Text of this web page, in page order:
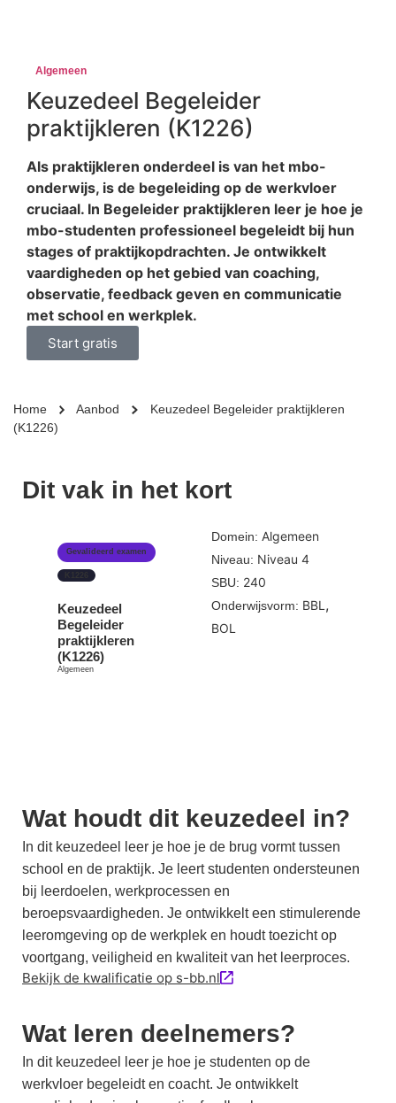
Algemeen
Keuzedeel Begeleider
praktijkleren (K1226)
Als praktijkleren onderdeel is van het mbo-
onderwijs, is de begeleiding op de werkvloer
cruciaal. In Begeleider praktijkleren leer je hoe je
mbo-studenten professioneel begeleidt bij hun
stages of praktijkopdrachten. Je ontwikkelt
vaardigheden op het gebied van coaching,
observatie, feedback geven en communicatie
met school en werkplek.
Start gratis
Home Aanbod
Keuzedeel Begeleider praktijkleren
(K1226)
Dit vak in het kort
Gevalideerd examen
Keuzedeel
Begeleider
praktijkleren
(K1226)
Algemeen
Domein: Algemeen
Niveau: Niveau 4
SBU: 240
Onderwijsvorm: BBL ,
BOL
Wat houdt dit keuzedeel in?
In dit keuzedeel leer je hoe je de brug vormt tussen
school en de praktijk. Je leert studenten ondersteunen
bij leerdoelen, werkprocessen en
beroepsvaardigheden. Je ontwikkelt een stimulerende
leeromgeving op de werkplek en houdt toezicht op
voortgang, veiligheid en kwaliteit van het leerproces.
Bekijk de kwalificatie op s-bb.nl
Wat leren deelnemers?
In dit keuzedeel leer je hoe je studenten op de
werkvloer begeleidt en coacht. Je ontwikkelt